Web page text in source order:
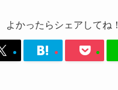
よかったらシェアしてね！